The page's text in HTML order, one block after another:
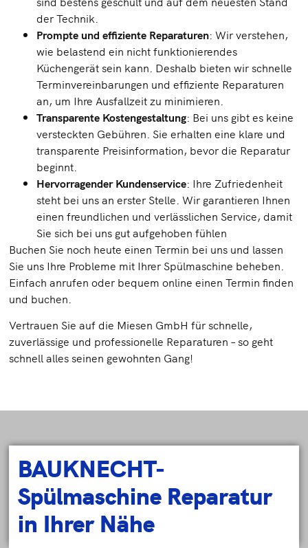
der Technik.
Prompte und effiziente Reparaturen: Wir verstehen,
wie belastend ein nicht funktionierendes
Küchengerät sein kann. Deshalb bieten wir schnelle
Terminvereinbarungen und effiziente Reparaturen
an, um Ihre Ausfallzeit zu minimieren.
Transparente Kostengestaltung: Bei uns gibt es keine
versteckten Gebühren. Sie erhalten eine klare und
transparente Preisinformation, bevor die Reparatur
beginnt.
Hervorragender Kundenservice: Ihre Zufriedenheit
steht bei uns an erster Stelle. Wir garantieren Ihnen
einen freundlichen und verlässlichen Service, damit
Sie sich bei uns gut aufgehoben fühlen
Buchen Sie noch heute einen Termin bei uns und lassen
Sie uns Ihre Probleme mit Ihrer Spülmaschine beheben.
Einfach anrufen oder bequem online einen Termin finden
und buchen.
Vertrauen Sie auf die Miesen GmbH für schnelle,
zuverlässige und professionelle Reparaturen – so geht
schnell alles seinen gewohnten Gang!
BAUKNECHT-
Spülmaschine Reparatur
in Ihrer Nähe